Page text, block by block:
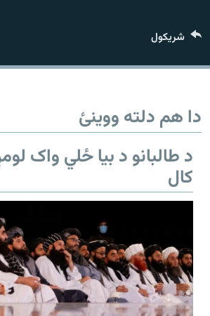
شريکول
دا هم دلته ووینئ
د طالبانو د بیا ځلي واک
کال